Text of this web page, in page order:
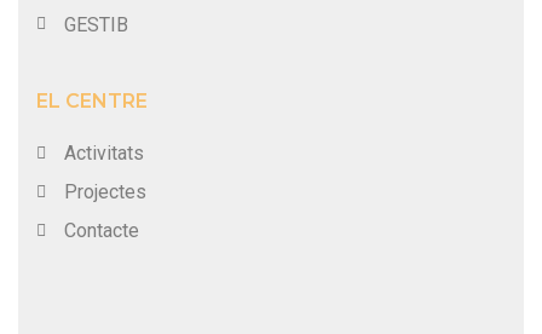
GESTIB
EL CENTRE
Activitats
Projectes
Contacte